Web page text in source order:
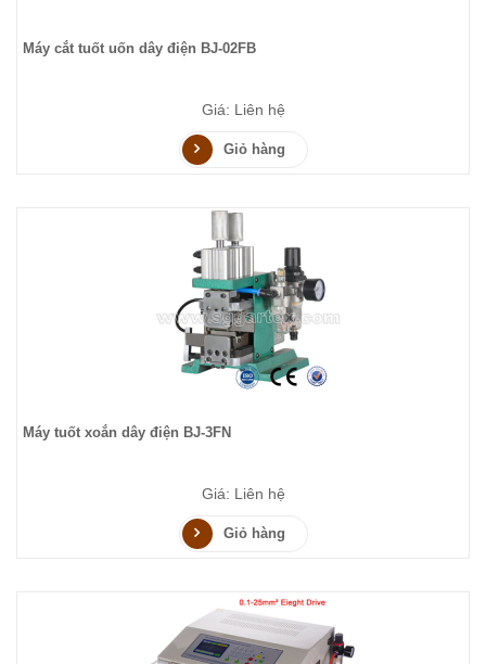
Máy cắt tuốt uốn dây điện BJ-02FB
Giá: Liên hệ
Giỏ hàng
Máy tuốt xoắn dây điện BJ-3FN
Giá: Liên hệ
Giỏ hàng